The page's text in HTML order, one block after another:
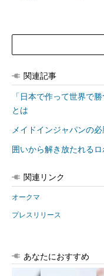
関連記事
「日本で作って世界で
とは
メイドインジャパンの
囲いから解き放たれる
関連リンク
オークマ
プレスリリース
あなたにおすすめ